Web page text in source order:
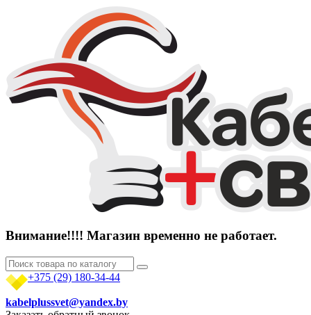
Внимание!!!! Магазин временно не работает.
+375 (29) 180-34-44
kabelplussvet@yandex.by